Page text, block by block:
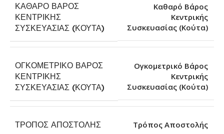
ΚΑΘΑΡΌ ΒΆΡΟΣ
ΚΕΝΤΡΙΚΉΣ
ΣΥΣΚΕΥΑΣΊΑΣ (ΚΟΎΤΑ)
Καθαρό Βάρος
Κεντρικής
Συσκευασίας (Κούτα)
ΟΓΚΟΜΕΤΡΙΚΌ ΒΆΡΟΣ
ΚΕΝΤΡΙΚΉΣ
ΣΥΣΚΕΥΑΣΊΑΣ (ΚΟΎΤΑ)
Ογκομετρικό Βάρος
Κεντρικής
Συσκευασίας (Κούτα)
ΤΡΌΠΟΣ ΑΠΟΣΤΟΛΉΣ Τρόπος Αποστολής